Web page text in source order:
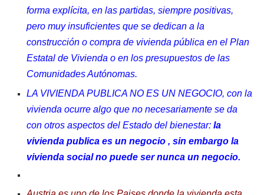
forma explícita, en las partidas, siempre positivas,
pero muy insuficientes que se dedican a la
construcción o compra de vivienda pública en el Plan
Estatal de Vivienda o en los presupuestos de las
Comunidades Autónomas.
LA VIVIENDA PUBLICA NO ES UN NEGOCIO, con la
vivienda ocurre algo que no necesariamente se da
con otros aspectos del Estado del bienestar: la
vivienda publica es un negocio , sin embargo la
vivienda social no puede ser nunca un negocio.